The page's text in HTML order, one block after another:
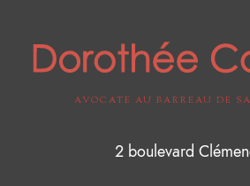
AVOCATE AU BARREAU DE
2 boulevard